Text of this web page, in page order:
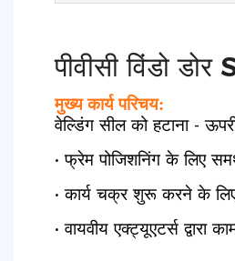
पीवीसी विंडो
मुख्य कार्य परिचय:
वेल्डिंग सील को हटाना -
• फ्रेम पोजिशनिंग के लिए
• कार्य चक्र शुरू करने के
• वायवीय एक्ट्यूएटर्स द्वारा